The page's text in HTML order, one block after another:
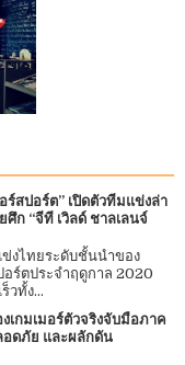
สปอร์ต” เปิดตัวทีมแข่งล่า
ก “จีที เวิลด์ ชาลเลนจ์
งไทยระดับชั้นนำของ
อร์ตประจำฤดูกาล 2020
วทั้ง...
เกมเมอร์ตัวจริงจับมือภาค
อดภัย และผลักดัน